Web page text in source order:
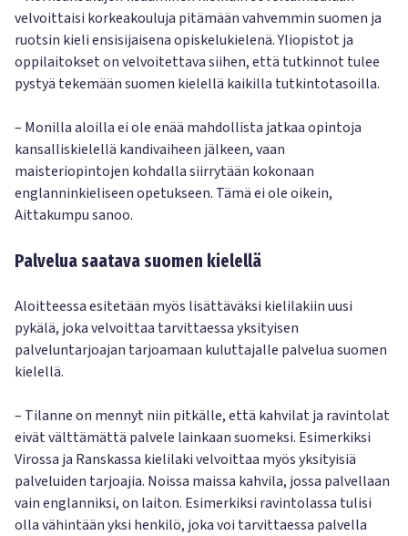
velvoittaisi korkeakouluja pitämään vahvemmin suomen ja
ruotsin kieli ensisijaisena opiskelukielenä. Yliopistot ja
oppilaitokset on velvoitettava siihen, että tutkinnot tulee
pystyä tekemään suomen kielellä kaikilla tutkintotasoilla.
– Monilla aloilla ei ole enää mahdollista jatkaa opintoja
kansalliskielellä kandivaiheen jälkeen, vaan
maisteriopintojen kohdalla siirrytään kokonaan
englanninkieliseen opetukseen. Tämä ei ole oikein,
Aittakumpu sanoo.
Palvelua saatava suomen kielellä
Aloitteessa esitetään myös lisättäväksi kielilakiin uusi
pykälä, joka velvoittaa tarvittaessa yksityisen
palveluntarjoajan tarjoamaan kuluttajalle palvelua suomen
kielellä.
– Tilanne on mennyt niin pitkälle, että kahvilat ja ravintolat
eivät välttämättä palvele lainkaan suomeksi. Esimerkiksi
Virossa ja Ranskassa kielilaki velvoittaa myös yksityisiä
palveluiden tarjoajia. Noissa maissa kahvila, jossa palvellaan
vain englanniksi, on laiton. Esimerkiksi ravintolassa tulisi
olla vähintään yksi henkilö, joka voi tarvittaessa palvella